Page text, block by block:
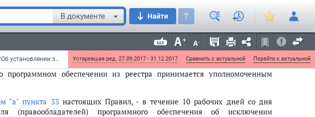
В документе Найти
Постановление Правительства РФ от 16 ноября 2015 г. N 1236 "Об установлении запрета на допуск программного обеспечения, происходящего из иностранных государств, для целей осуществления закупок для обеспечения государственных и муниципальных нужд" Устаревшая ред. 27.09.2017 - 31.12.2017 Сравнить с актуальной Перейти к актуальной
сведений при направлении заявления или уведомления об
обеспечение к другому правообладателю, за исключением
в порядке универсального правопреемства к одному или нескольким
вподпункте "а" пункта 5настоящих Правил.
обеспечении из реестра принимается уполномоченным
"а" пункта 33настоящих Правил, - в течение 10 рабочих дней со дня
(правообладателей) программного обеспечения об исключении